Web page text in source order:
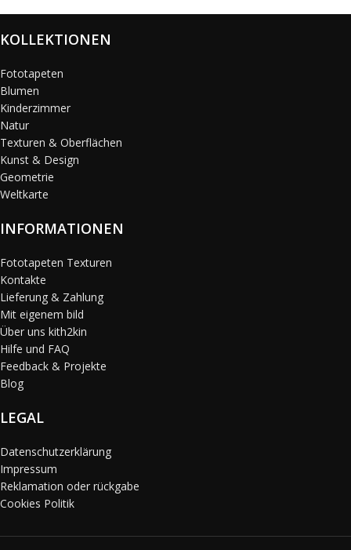
@karols_interiors
KOLLEKTIONEN
Fototapeten
Blumen
Kinderzimmer
Natur
Texturen & Oberflächen
Kunst & Design
Geometrie
Weltkarte
INFORMATIONEN
Fototapeten Texturen
Kontakte
Lieferung & Zahlung
Mit eigenem bild
Über uns kith2kin
Hilfe und FAQ
Feedback & Projekte
Blog
LEGAL
Datenschutzerklärung
Impressum
Reklamation oder rückgabe
Cookies Politik